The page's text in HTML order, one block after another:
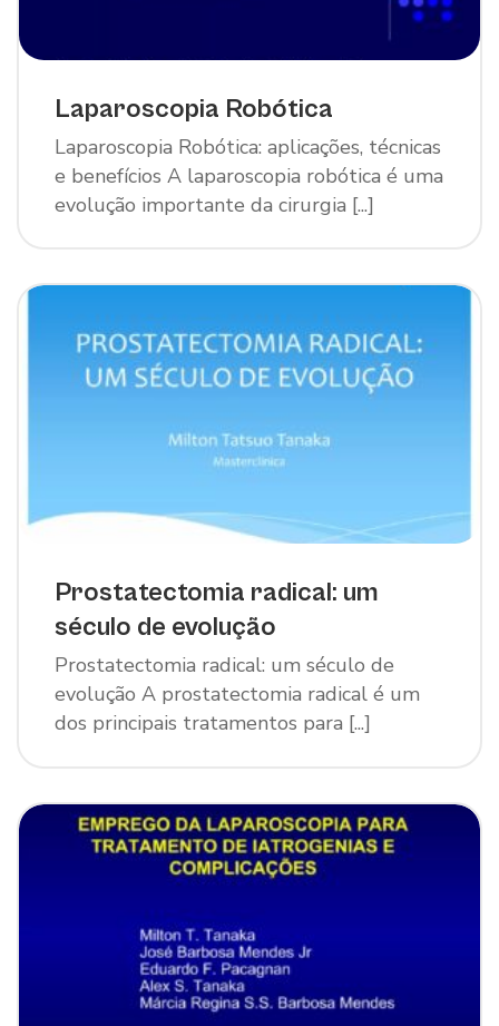
Laparoscopia Robótica
Laparoscopia Robótica: aplicações, técnicas
e benefícios A laparoscopia robótica é uma
evolução importante da cirurgia [...]
Prostatectomia radical: um
século de evolução
Prostatectomia radical: um século de
evolução A prostatectomia radical é um
dos principais tratamentos para [...]